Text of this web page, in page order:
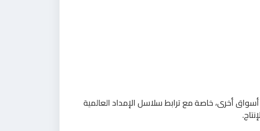
أسواق أخرى، خاصة مع ترابط سلاسل الإمداد العالمية